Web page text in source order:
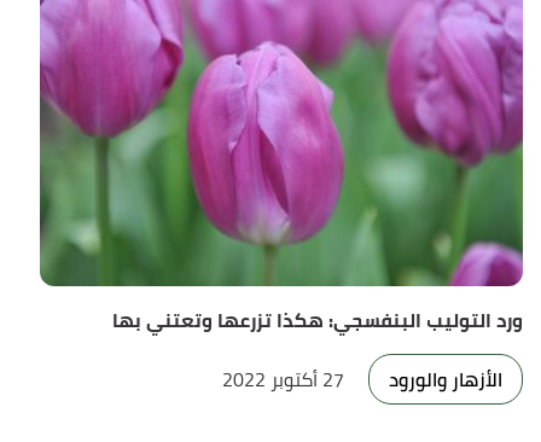
ورد التوليب البنفسجي: هكذا تزرعها وتعتني بها
الأزهار والورود
27 أكتوبر 2022